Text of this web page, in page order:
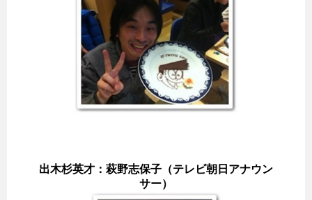
出木杉英才：萩野志保子（テレビ朝日アナウン
サー）